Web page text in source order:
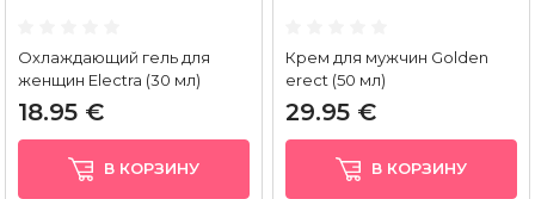
Охлаждающий гель для
женщин Electra (30 мл)
18.95 €
В КОРЗИНУ
Крем для мужчин Golden
erect (50 мл)
29.95 €
В КОРЗИНУ